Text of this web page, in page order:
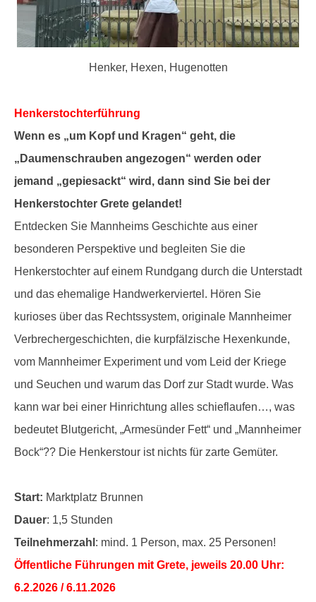
Henker, Hexen, Hugenotten
Henkerstochterführung
Wenn es „um Kopf und Kragen“ geht, die
„Daumenschrauben angezogen“ werden oder
jemand „gepiesackt“ wird, dann sind Sie bei der
Henkerstochter Grete gelandet!
Entdecken Sie Mannheims Geschichte aus einer
besonderen Perspektive und begleiten Sie die
Henkerstochter auf einem Rundgang durch die Unterstadt
und das ehemalige Handwerkerviertel. Hören Sie
kurioses über das Rechtssystem, originale Mannheimer
Verbrechergeschichten, die kurpfälzische Hexenkunde,
vom Mannheimer Experiment und vom Leid der Kriege
und Seuchen und warum das Dorf zur Stadt wurde. Was
kann war bei einer Hinrichtung alles schieflaufen…, was
bedeutet Blutgericht, „Armesünder Fett“ und „Mannheimer
Bock“?? Die Henkerstour ist nichts für zarte Gemüter.
Start: Marktplatz Brunnen
Dauer: 1,5 Stunden
Teilnehmerzahl : mind. 1 Person, max. 25 Personen!
Öffentliche Führungen mit Grete, jeweils 20.00 Uhr:
6.2.2026 / 6.11.2026